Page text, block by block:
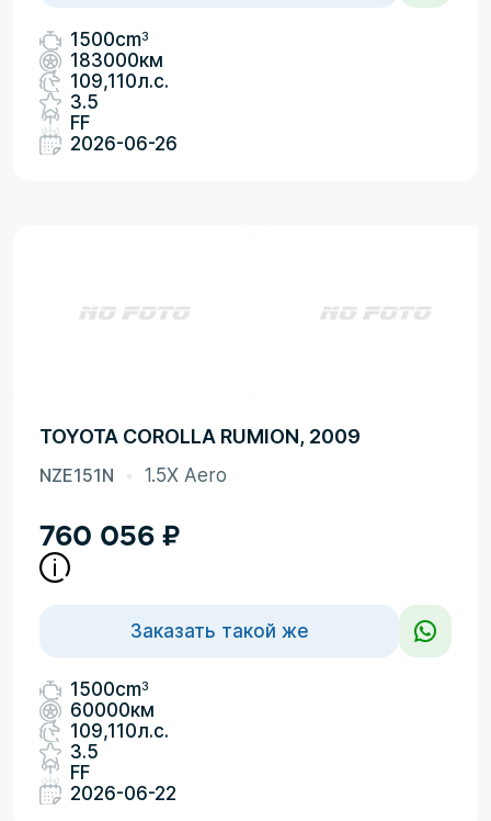
1500cm3
183000км
109,110л.с.
3.5
FF
2026-06-26
TOYOTA COROLLA RUMION, 2009
NZE151N 1.5X Aero
760 056 ₽
Заказать такой же
1500cm3
60000км
109,110л.с.
3.5
FF
2026-06-22